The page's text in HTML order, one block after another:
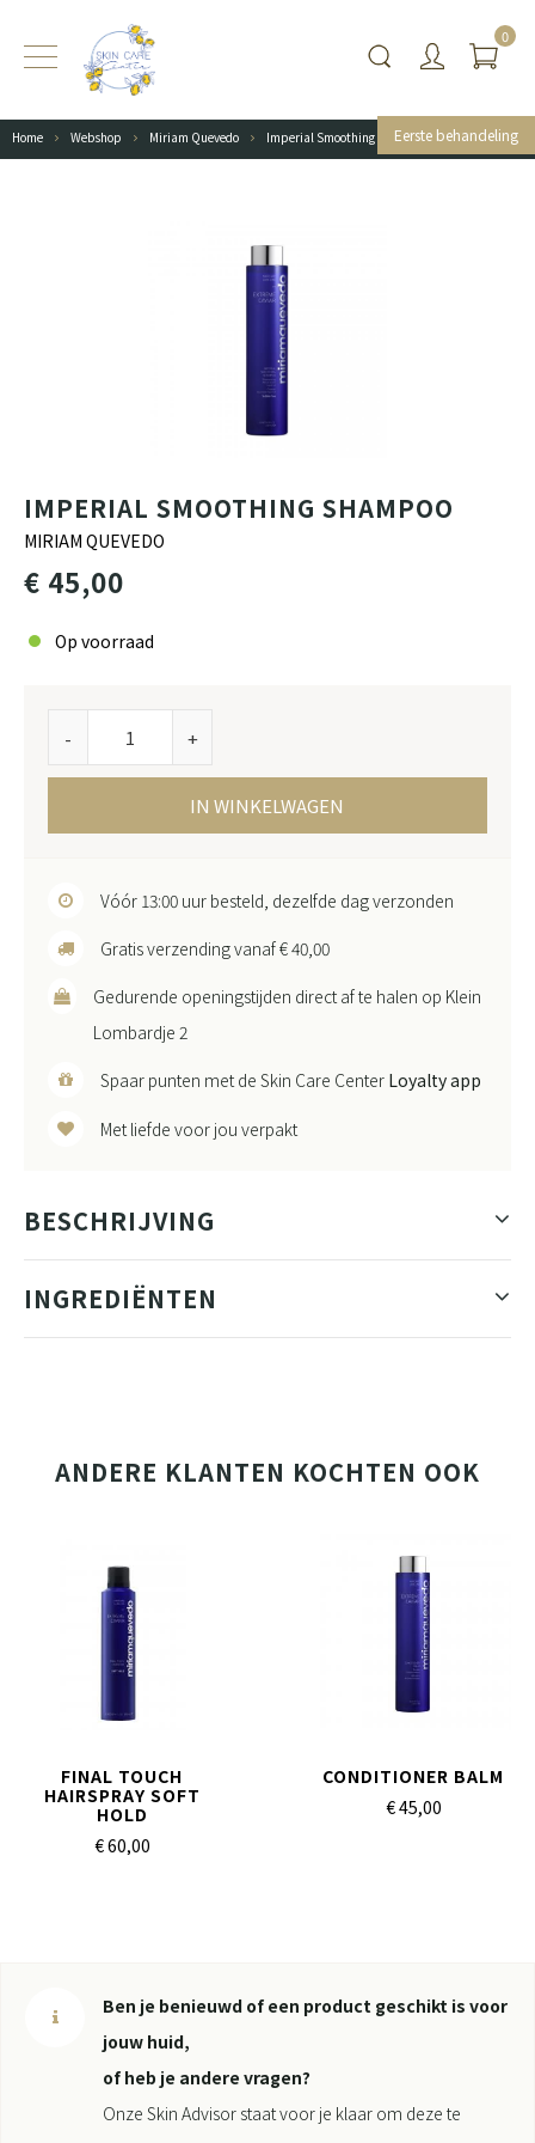
Eerste behandeling
0
Home Webshop Miriam Quevedo Imperial Smoothing Shampoo
IMPERIAL SMOOTHING SHAMPOO
MIRIAM QUEVEDO
€ 45,00
Op voorraad
- +
IN WINKELWAGEN
Vóór 13:00 uur besteld, dezelfde dag verzonden
Gratis verzending vanaf € 40,00
Gedurende openingstijden direct af te halen op Klein
Lombardje 2
Spaar punten met de Skin Care Center Loyalty app
Met liefde voor jou verpakt
BESCHRIJVING
INGREDIËNTEN
ANDERE KLANTEN KOCHTEN OOK
FINAL TOUCH
HAIRSPRAY SOFT
HOLD
€ 60,00
CONDITIONER BALM
€ 45,00
Ben je benieuwd of een product geschikt is voor
jouw huid,
of heb je andere vragen?
Onze Skin Advisor staat voor je klaar om deze te